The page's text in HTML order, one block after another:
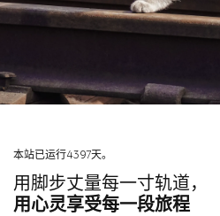
本站已运行4397天。
用脚步丈量每一寸轨道，
用心灵享受每一段旅程